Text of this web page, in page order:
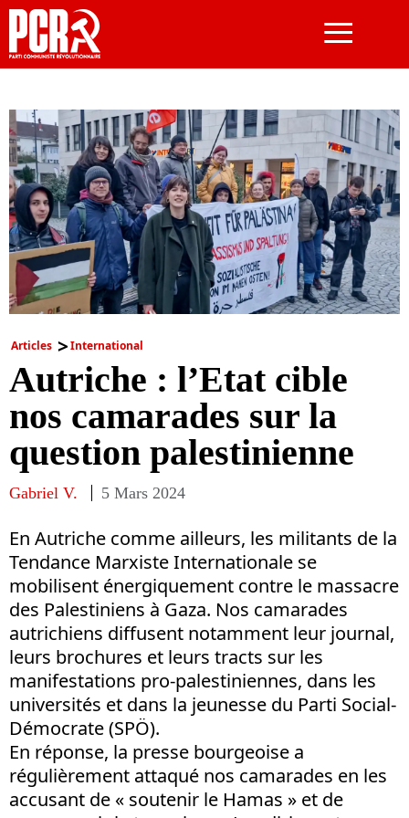
≡
Articles International
Autriche : l’Etat cible
nos camarades sur la
question palestinienne
Gabriel V. 5 Mars 2024
En Autriche comme ailleurs, les militants de la
Tendance Marxiste Internationale se
mobilisent énergiquement contre le massacre
des Palestiniens à Gaza. Nos camarades
autrichiens diffusent notamment leur journal,
leurs brochures et leurs tracts sur les
manifestations pro-palestiniennes, dans les
universités et dans la jeunesse du Parti Social-
Démocrate (SPÖ).
En réponse, la presse bourgeoise a
régulièrement attaqué nos camarades en les
accusant de « soutenir le Hamas » et de